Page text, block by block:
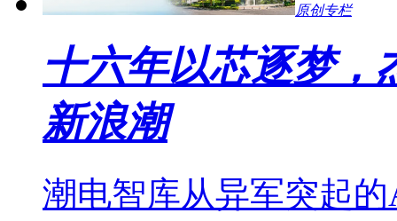
原创专栏
十六年以芯逐梦，
新浪潮
潮电智库从异军突起